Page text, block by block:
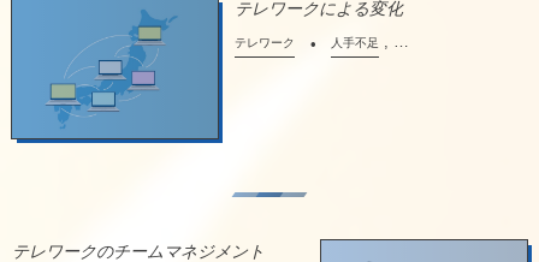
テレワークによる変化
テレワーク 人手不足 , …
テレワークのチームマネジメント